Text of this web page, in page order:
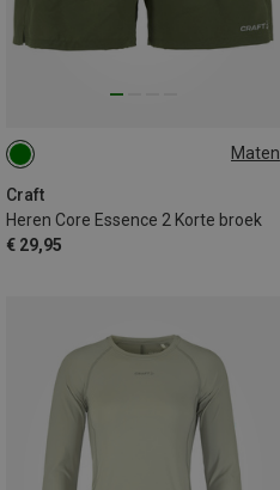
Maten
Craft
Heren Core Essence 2 Korte broek
€ 29,95
L